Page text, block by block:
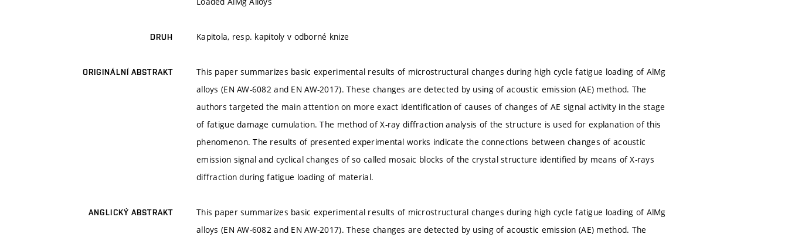
DRUH Kapitola, resp. kapitoly v odborné knize
ORIGINÁLNÍ ABSTRAKT
This paper summarizes basic experimental results of microstructural changes during high cycle fatigue loading of AlMg
alloys (EN AW-6082 and EN AW-2017). These changes are detected by using of acoustic emission (AE) method. The
authors targeted the main attention on more exact identification of causes of changes of AE signal activity in the stage
of fatigue damage cumulation. The method of X-ray diffraction analysis of the structure is used for explanation of this
phenomenon. The results of presented experimental works indicate the connections between changes of acoustic
emission signal and cyclical changes of so called mosaic blocks of the crystal structure identified by means of X-rays
diffraction during fatigue loading of material.
ANGLICKÝ ABSTRAKT
This paper summarizes basic experimental results of microstructural changes during high cycle fatigue loading of AlMg
alloys (EN AW-6082 and EN AW-2017). These changes are detected by using of acoustic emission (AE) method. The